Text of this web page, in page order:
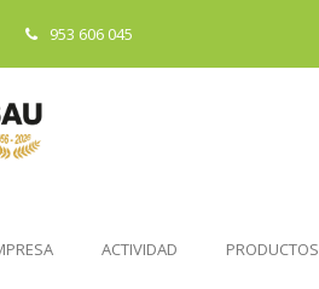
953 606 045
ACTIVIDAD PRODUCTOS